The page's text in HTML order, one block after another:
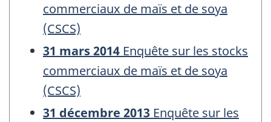
commerciaux de maïs et de soya
(CSCS)
31 mars 2014 Enquête sur les stocks
commerciaux de maïs et de soya
(CSCS)
31 décembre 2013 Enquête sur les